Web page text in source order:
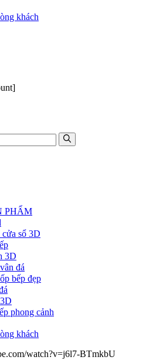
khách
PHẨM
sổ 3D
3D
đá
bếp đẹp
phong cảnh
khách
watch?v=j6l7-BTmkbU